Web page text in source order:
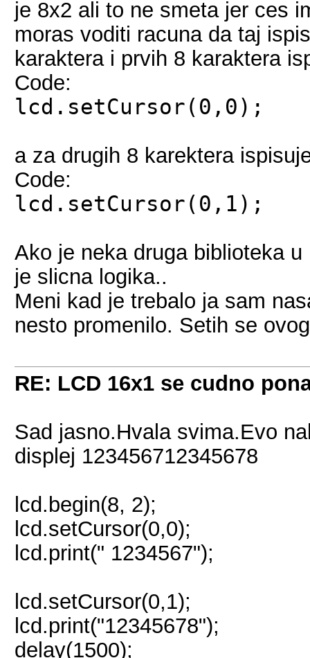
je 8x2 ali to ne smeta jer ces
moras voditi racuna da taj
karaktera i prvih 8 karaktera
Code:
lcd.setCursor(0,0);
a za drugih 8 karektera
Code:
lcd.setCursor(0,1);
Ako je neka druga biblioteka
je slicna logika..
Meni kad je trebalo ja sam
nesto promenilo. Setih se
RE: LCD 16x1 se cudno
Sad jasno.Hvala svima.Evo
displej 123456712345678
lcd.begin(8, 2);
lcd.setCursor(0,0);
lcd.print(" 1234567");
lcd.setCursor(0,1);
lcd.print("12345678");
delay(1500);